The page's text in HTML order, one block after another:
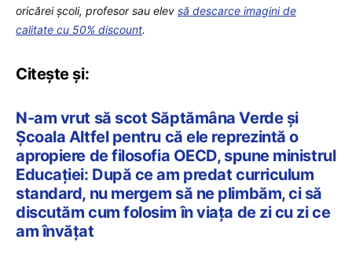
oricărei școli, profesor sau elev să descarce imagini de
calitate cu 50% discount.
Citește și:
N-am vrut să scot Săptămâna Verde și
Școala Altfel pentru că ele reprezintă o
apropiere de filosofia OECD, spune ministrul
Educației: După ce am predat curriculum
standard, nu mergem să ne plimbăm, ci să
discutăm cum folosim în viața de zi cu zi ce
am învățat